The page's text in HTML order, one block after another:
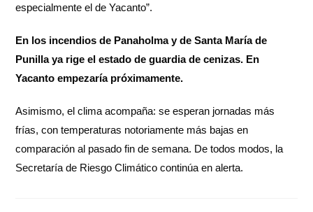
especialmente el de Yacanto”.
En los incendios de Panaholma y de Santa María de
Punilla ya rige el estado de guardia de cenizas. En
Yacanto empezaría próximamente.
Asimismo, el clima acompaña: se esperan jornadas más
frías, con temperaturas notoriamente más bajas en
comparación al pasado fin de semana. De todos modos, la
Secretaría de Riesgo Climático continúa en alerta.